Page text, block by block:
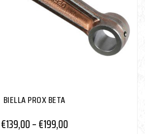
BIELLA PROX BETA
€139,00–€199,00